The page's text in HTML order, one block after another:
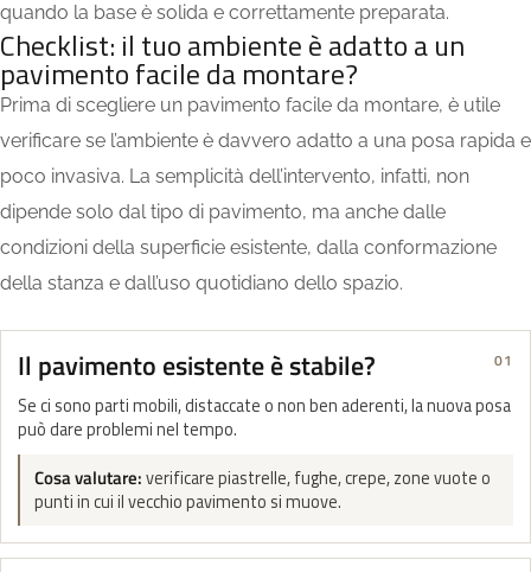
quando la base è solida e correttamente preparata.
Checklist: il tuo ambiente è adatto a un
pavimento facile da montare?
Prima di scegliere un pavimento facile da montare, è utile
verificare se l’ambiente è davvero adatto a una posa rapida e
poco invasiva. La semplicità dell’intervento, infatti, non
dipende solo dal tipo di pavimento, ma anche dalle
condizioni della superficie esistente, dalla conformazione
della stanza e dall’uso quotidiano dello spazio.
01
Il pavimento esistente è stabile?
Se ci sono parti mobili, distaccate o non ben aderenti, la nuova posa
può dare problemi nel tempo.
Cosa valutare:verificare piastrelle, fughe, crepe, zone vuote o
punti in cui il vecchio pavimento si muove.